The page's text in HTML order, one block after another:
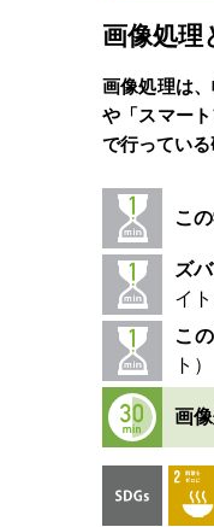
画像処理
画像処理は
や「スマー
で行ってい
こ
ズ
こ
画